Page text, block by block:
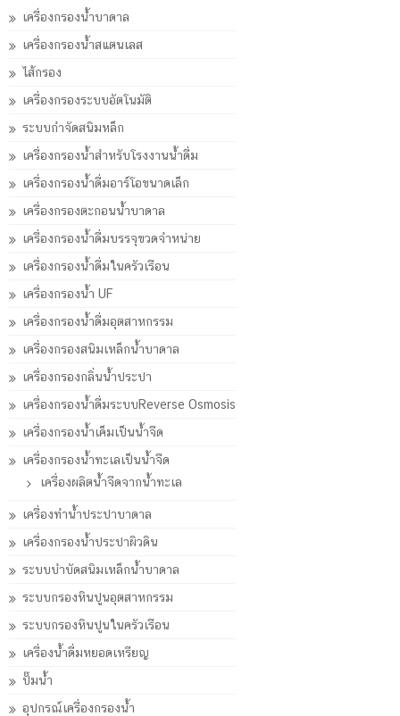
เครื่องกรองน้ำบาดาล
เครื่องกรองน้ำสแตนเลส
ไส้กรอง
เครื่องกรองระบบอัตโนมัติ
ระบบกำจัดสนิมหล็ก
เครื่องกรองน้ำสำหรับโรงงานน้ำดื่ม
เครื่องกรองน้ำดื่มอาร์โอขนาดเล็ก
เครื่องกรองตะกอนน้ำบาดาล
เครื่องกรองน้ำดื่มบรรจุขวดจำหน่าย
เครื่องกรองน้ำดื่มในครัวเรือน
เครื่องกรองน้ำ UF
เครื่องกรองน้ำดื่มอุตสาหกรรม
เครื่องกรองสนิมเหล็กน้ำบาดาล
เครื่องกรองกลิ่นน้ำประปา
เครื่องกรองน้ำดื่มระบบReverse Osmosis
เครื่องกรองน้ำเค็มเป็นน้ำจืด
เครื่องกรองน้ำทะเลเป็นน้ำจืด
เครื่องผลิตน้ำจืดจากน้ำทะเล
เครื่องทำน้ำประปาบาดาล
เครื่องกรองน้ำประปาผิวดิน
ระบบบำบัดสนิมเหล็กน้ำบาดาล
ระบบกรองหินปูนอุตสาหกรรม
ระบบกรองหินปูนในครัวเรือน
เครื่องน้ำดื่มหยอดเหรียญ
ปั๊มน้ำ
อุปกรณ์เครื่องกรองน้ำ